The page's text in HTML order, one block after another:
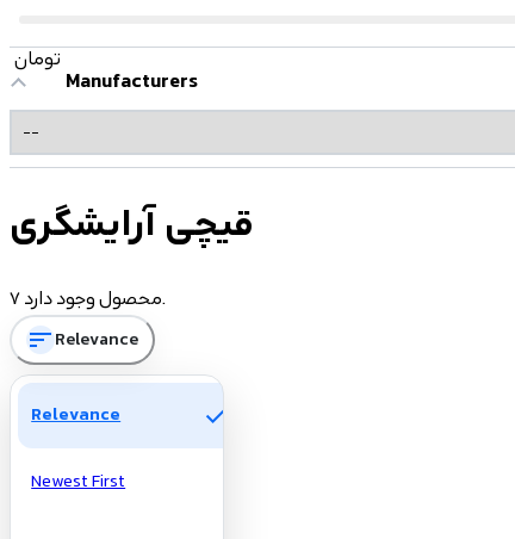
تومان
Manufacturers
قیچی آرایشگری
7 محصول وجود دارد.
sortRelevance
Relevance check
Newest First